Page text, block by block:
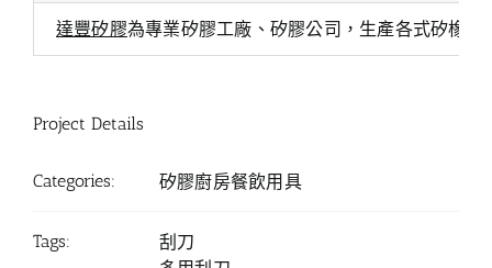
達豐矽膠為專業矽膠工廠、矽膠公司，生產各式矽橡
Project Details
Categories: 矽膠廚房餐飲用具
Tags:
刮刀